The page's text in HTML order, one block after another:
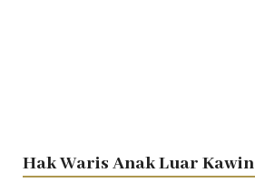
Hak Waris Anak Luar Kawin